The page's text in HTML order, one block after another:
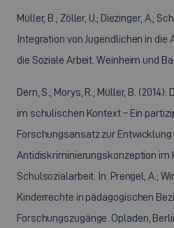
Müller, B.; Zöller, U.; Diezinger, A.;
Integration von Jugendlichen in die
die Soziale Arbeit. Weinheim und
Dern, S.; Morys, R.; Müller, B.
im schulischen Kontext – Ein
Forschungsansatz zur Entwicklung
Antidiskriminierungskonzeption im
Schulsozialarbeit. In: Prengel, A.;
Kinderrechte in pädagogischen
Forschungszugänge. Opladen,